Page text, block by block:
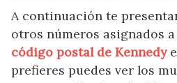
A continuación te
otros números asignados
código postal de Kennedy
prefieres puedes ver los